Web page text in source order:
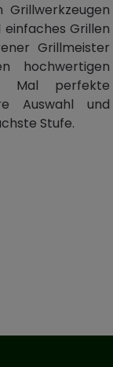
Grillen
Grillmeister
hochwertigen
Mal perfekte
Auswahl und
Stufe.